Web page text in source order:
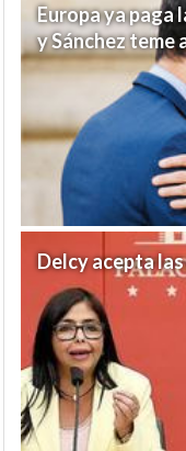
Europa ya paga
y Sánchez teme
Delcy acepta